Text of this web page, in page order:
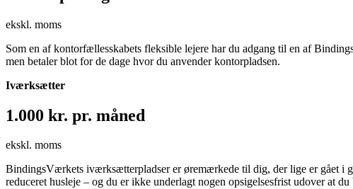
ekskl. moms
Som en af kontorfællesskabets fleksible lejere har du adgang til en af
men betaler blot for de dage hvor du anvender kontorpladsen.
Iværksætter
1.000 kr. pr. måned
ekskl. moms
BindingsVærkets iværksætterpladser er øremærkede til dig, der lige er gået i
reduceret husleje – og du er ikke underlagt nogen opsigelsesfrist udover at